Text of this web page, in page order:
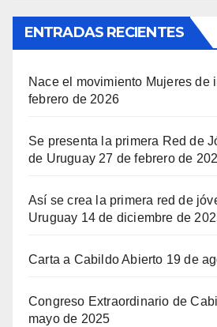
ENTRADAS RECIENTES
Nace el movimiento Mujeres de
febrero de 2026
Se presenta la primera Red de
de Uruguay 27 de febrero de
Así se crea la primera red de
Uruguay 14 de diciembre de
Carta a Cabildo Abierto 19 de
Congreso Extraordinario de
mayo de 2025